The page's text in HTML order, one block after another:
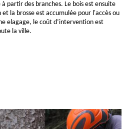
partir des branches. Le bois est ensuite
la brosse est accumulée pour l'accès ou
elagage, le coût d’intervention est
la ville.